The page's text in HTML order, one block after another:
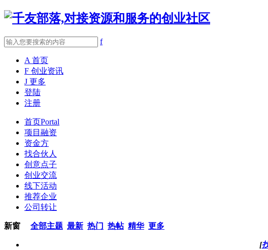
f
A 首页
F 创业资讯
J 更多
登陆
注册
首页Portal
项目融资
资金方
找合伙人
创意点子
创业交流
线下活动
推荐企业
公司转让
新窗 全部主题 最新 热门 热帖 精华 更多
[